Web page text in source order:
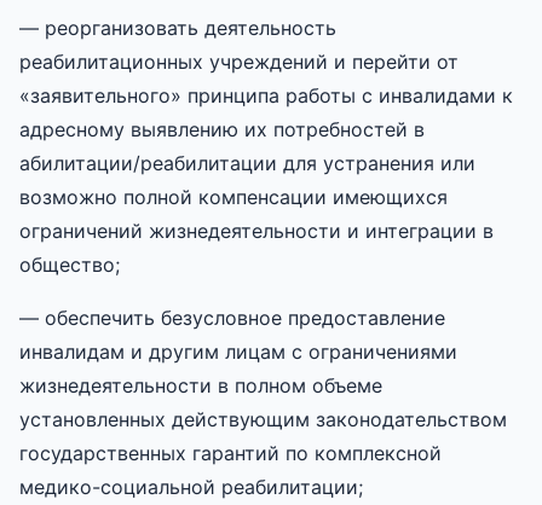
— реорганизовать деятельность
реабилитационных учреждений и перейти от
«заявительного» принципа работы с инвалидами к
адресному выявлению их потребностей в
абилитации/реабилитации для устранения или
возможно полной компенсации имеющихся
ограничений жизнедеятельности и интеграции в
общество;
— обеспечить безусловное предоставление
инвалидам и другим лицам с ограничениями
жизнедеятельности в полном объеме
установленных действующим законодательством
государственных гарантий по комплексной
медико-социальной реабилитации;